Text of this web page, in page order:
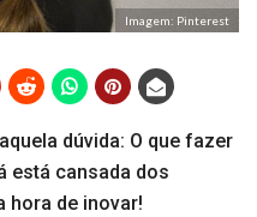
Imagem: Pinterest
dúvida: O que fazer
está cansada dos
hora de inovar!